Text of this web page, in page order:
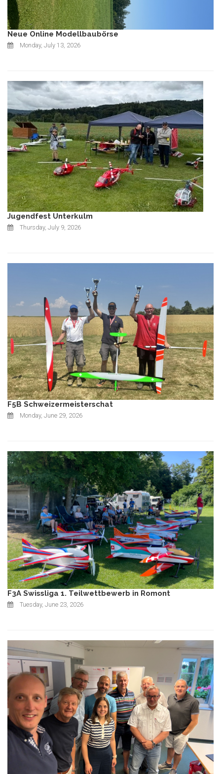
Neue Online Modellbaubörse
Monday, July 13, 2026
Jugendfest Unterkulm
Thursday, July 9, 2026
F5B Schweizermeisterschat
Monday, June 29, 2026
F3A Swissliga 1. Teilwettbewerb in Romont
Tuesday, June 23, 2026